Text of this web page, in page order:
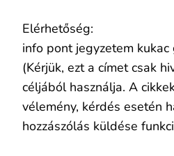
Elérhetőség:
info pont jegyzetem
(Kérjük, ezt a címet csak
céljából használja. A
vélemény, kérdés esetén
hozzászólás küldése